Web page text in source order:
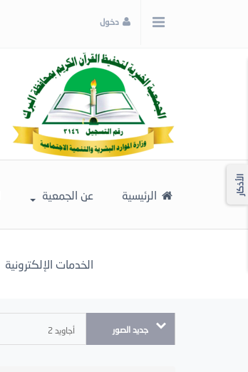
دخول
الرئيسية عن الجمعية
الخدمات الإلكترونية
جديد الصور أجاويد 2
الأذكار